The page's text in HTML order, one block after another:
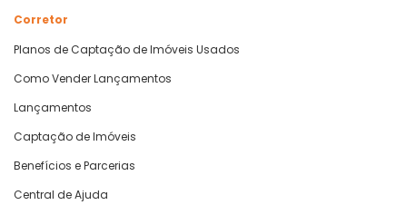
Corretor
Planos de Captação de Imóveis Usados
Como Vender Lançamentos
Lançamentos
Captação de Imóveis
Benefícios e Parcerias
Central de Ajuda